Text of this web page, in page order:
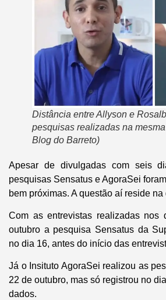
Distância entre Allyson e
pesquisas realizadas na
Blog do Barreto)
Apesar de divulgadas com seis
pesquisas Sensatus e AgoraSei
bem próximas. A questão aí reside na
Com as entrevistas realizadas
outubro a pesquisa Sensatus da
no dia 16, antes do início das
Já o Insituto AgoraSei realizou as
22 de outubro, mas só registrou no
dados.